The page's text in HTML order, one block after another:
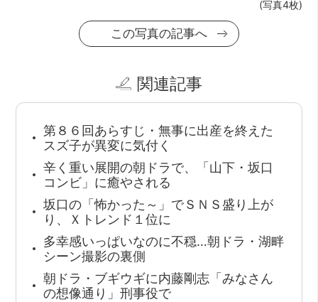
(写真4枚)
この写真の記事へ
関連記事
第８６回あらすじ・無事に出産を終えた
スズ子が異変に気付く
辛く重い展開の朝ドラで、「山下・坂口
コンビ」に癒やされる
坂口の「怖かった～」でＳＮＳ盛り上が
り、Ｘトレンド１位に
多幸感いっぱいなのに不穏…朝ドラ・湖畔
シーン撮影の裏側
朝ドラ・ブギウギに内藤剛志「みなさん
の想像通り」刑事役で